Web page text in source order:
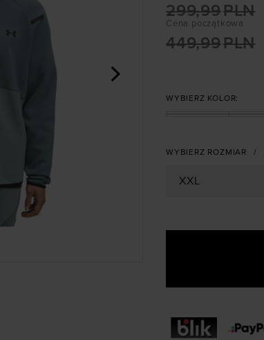
Cena początkowa
449,99PLN
299,99PLN
WYBIERZ KOLOR:
WYBIERZ ROZMIAR
XXL